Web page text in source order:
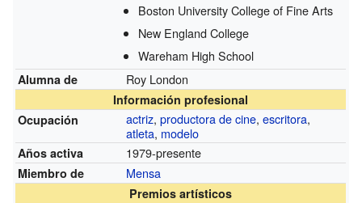
Boston University College of Fine Arts
New England College
Wareham High School
Alumna de Roy London
Información profesional
Ocupación
actriz,productora de cine,escritora,
atleta, modelo
Años activa 1979-presente
Miembro de Mensa
Premios artísticos